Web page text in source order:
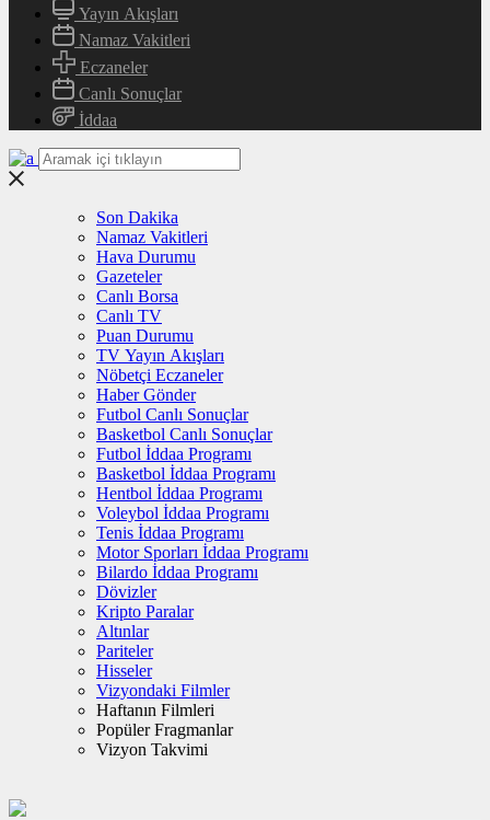
Yayın Akışları
Namaz Vakitleri
Eczaneler
Canlı Sonuçlar
İddaa
Son Dakika
Namaz Vakitleri
Hava Durumu
Gazeteler
Canlı Borsa
Canlı TV
Puan Durumu
TV Yayın Akışları
Nöbetçi Eczaneler
Haber Gönder
Futbol Canlı Sonuçlar
Basketbol Canlı Sonuçlar
Futbol İddaa Programı
Basketbol İddaa Programı
Hentbol İddaa Programı
Voleybol İddaa Programı
Tenis İddaa Programı
Motor Sporları İddaa Programı
Bilardo İddaa Programı
Dövizler
Kripto Paralar
Altınlar
Pariteler
Hisseler
Vizyondaki Filmler
Haftanın Filmleri
Popüler Fragmanlar
Vizyon Takvimi